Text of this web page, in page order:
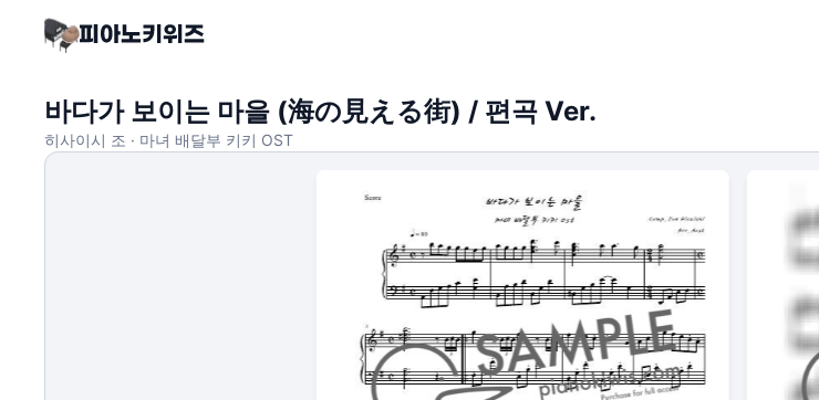
바다가 보이는 마을 (海の見える街) / 편곡 Ver.
히사이시 조 · 마녀 배달부 키키 OST